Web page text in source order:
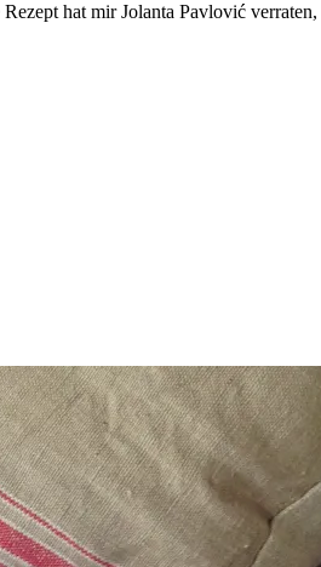
hat mir Jolanta Pavlović